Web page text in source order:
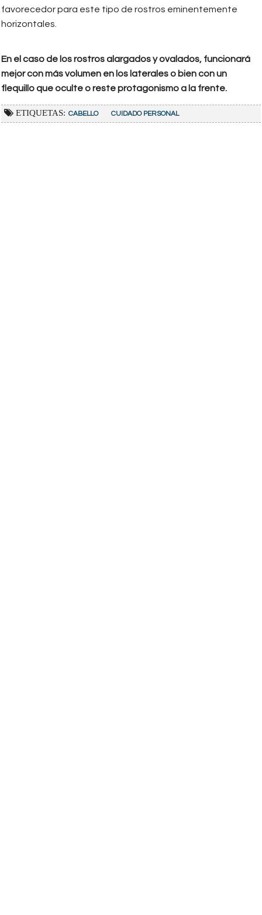
favorecedor para este tipo de rostros eminentemente
horizontales.
En el caso de los rostros alargados y ovalados, funcionará
mejor con más volumen en los laterales o bien con un
flequillo que oculte o reste protagonismo a la frente.
ETIQUETAS: CABELLO CUIDADO PERSONAL